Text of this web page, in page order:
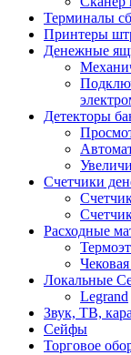
Терминалы
Принтеры
Денежные
Детекторы
Счетчики
Расходные
Локальные
Legrand
Звук, ТВ,
Сейфы
Торговое